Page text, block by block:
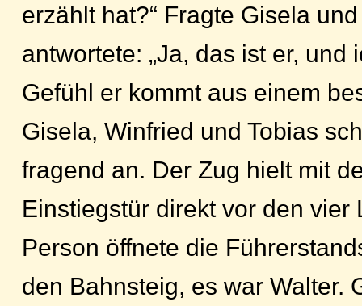
erzählt hat?“ Fragte Gisela
antwortete: „Ja, das ist er, und
Gefühl er kommt aus einem
Gisela, Winfried und Tobias
fragend an. Der Zug hielt mit
Einstiegstür direkt vor den vier
Person öffnete die
den Bahnsteig, es war Walter.